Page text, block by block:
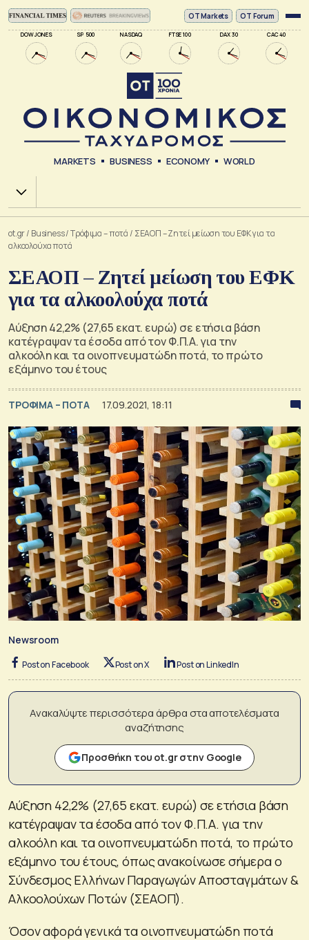
DOW JONES SP 500 NASDAQ FTSE 100 DAX 30 CAC 40
ΟΤ Markets OT Forum
MARKETS BUSINESS ECONOMY WORLD
Χ.Α.
ot.gr/ Business/Τρόφιμα – ποτά / ΣΕΑΟΠ – Ζητεί μείωση του ΕΦΚ για τα
αλκοολούχα ποτά
ΣΕΑΟΠ – Ζητεί μείωση του ΕΦΚ
για τα αλκοολούχα ποτά
Αύξηση 42,2% (27,65 εκατ. ευρώ) σε ετήσια βάση
κατέγραψαν τα έσοδα από τον Φ.Π.Α. για την
αλκοόλη και τα οινοπνευματώδη ποτά, το πρώτο
εξάμηνο του έτους
ΤΡΟΦΙΜΑ – ΠΟΤΑ 17.09.2021, 18:11
Newsroom
Post on Facebook Post on X Post on LinkedIn
Ανακαλύψτε περισσότερα άρθρα στα αποτελέσματα
αναζήτησης
Προσθήκη του ot.gr στην Google
Αύξηση 42,2% (27,65 εκατ. ευρώ) σε ετήσια βάση
κατέγραψαν τα έσοδα από τον Φ.Π.Α. για την
αλκοόλη και τα οινοπνευματώδη ποτά, το πρώτο
εξάμηνο του έτους, όπως ανακοίνωσε σήμερα ο
Σύνδεσμος Ελλήνων Παραγωγών Αποσταγμάτων &
Αλκοολούχων Ποτών (ΣΕΑΟΠ).
Όσον αφορά γενικά τα οινοπνευματώδη ποτά